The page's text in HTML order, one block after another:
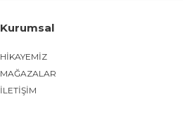
Kurumsal
HİKAYEMİZ
MAĞAZALAR
İLETİŞİM